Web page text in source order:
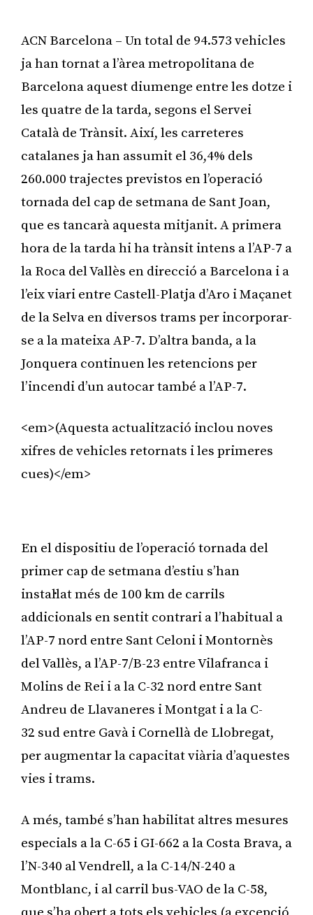
ACN Barcelona – Un total de 94.573 vehicles
ja han tornat a l’àrea metropolitana de
Barcelona aquest diumenge entre les dotze i
les quatre de la tarda, segons el Servei
Català de Trànsit. Així, les carreteres
catalanes ja han assumit el 36,4% dels
260.000 trajectes previstos en l’operació
tornada del cap de setmana de Sant Joan,
que es tancarà aquesta mitjanit. A primera
hora de la tarda hi ha trànsit intens a l’AP-7 a
la Roca del Vallès en direcció a Barcelona i a
l’eix viari entre Castell-Platja d’Aro i Maçanet
de la Selva en diversos trams per incorporar-
se a la mateixa AP-7. D’altra banda, a la
Jonquera continuen les retencions per
l’incendi d’un autocar també a l’AP-7.
<em>(Aquesta actualització inclou noves
xifres de vehicles retornats i les primeres
cues)</em>
En el dispositiu de l’operació tornada del
primer cap de setmana d’estiu s’han
instal·lat més de 100 km de carrils
addicionals en sentit contrari a l’habitual a
l’AP-7 nord entre Sant Celoni i Montornès
del Vallès, a l’AP-7/B-23 entre Vilafranca i
Molins de Rei i a la C-32 nord entre Sant
Andreu de Llavaneres i Montgat i a la C-
32 sud entre Gavà i Cornellà de Llobregat,
per augmentar la capacitat viària d’aquestes
vies i trams.
A més, també s’han habilitat altres mesures
especials a la C-65 i GI-662 a la Costa Brava, a
l’N-340 al Vendrell, a la C-14/N-240 a
Montblanc, i al carril bus-VAO de la C-58,